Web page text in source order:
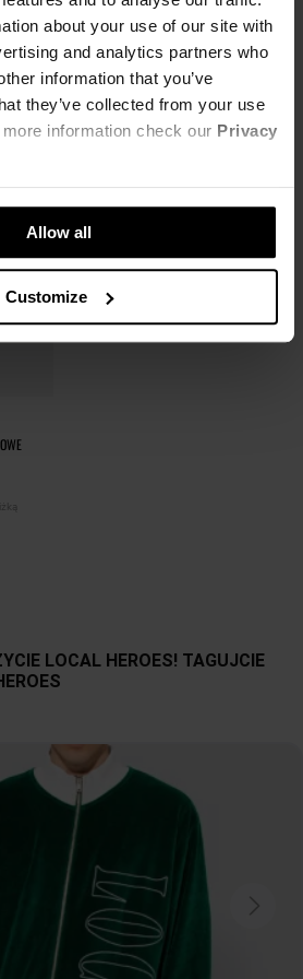
about your use of our site with
and analytics partners who
information that you’ve
they’ve collected from your use
information check our Privacy
Allow all
Customize
289,00 zł -80%
Najniższa cena z 30 dni przed obniżką
72,25 zł